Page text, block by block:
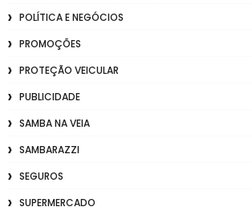
POLÍTICA E NEGÓCIOS
PROMOÇÕES
PROTEÇÃO VEICULAR
PUBLICIDADE
SAMBA NA VEIA
SAMBARAZZI
SEGUROS
SUPERMERCADO